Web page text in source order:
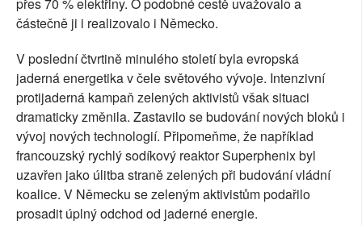
přes 70 % elektřiny. O podobné cestě uvažovalo a
částečně ji i realizovalo i Německo.
V poslední čtvrtině minulého století byla evropská
jaderná energetika v čele světového vývoje. Intenzivní
protijaderná kampaň zelených aktivistů však situaci
dramaticky změnila. Zastavilo se budování nových bloků i
vývoj nových technologií. Připomeňme, že například
francouzský rychlý sodíkový reaktor Superphenix byl
uzavřen jako úlitba straně zelených při budování vládní
koalice. V Německu se zeleným aktivistům podařilo
prosadit úplný odchod od jaderné energie.